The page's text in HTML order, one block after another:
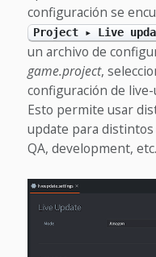
configuración se
Project ▸ Live
un archivo de
game.project,
configuración de
Esto permite usar
update para
QA, development, etc.